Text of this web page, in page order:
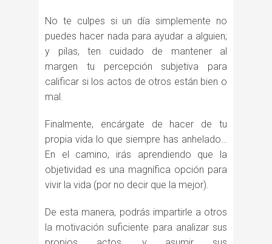
No te culpes si un día simplemente no
puedes hacer nada para ayudar a alguien;
y pilas, ten cuidado de mantener al
margen tu percepción subjetiva para
calificar si los actos de otros están bien o
mal.
Finalmente, encárgate de hacer de tu
propia vida lo que siempre has anhelado…
En el camino, irás aprendiendo que la
objetividad es una magnífica opción para
vivir la vida (por no decir que la mejor).
De esta manera, podrás impartirle a otros
la motivación suficiente para analizar sus